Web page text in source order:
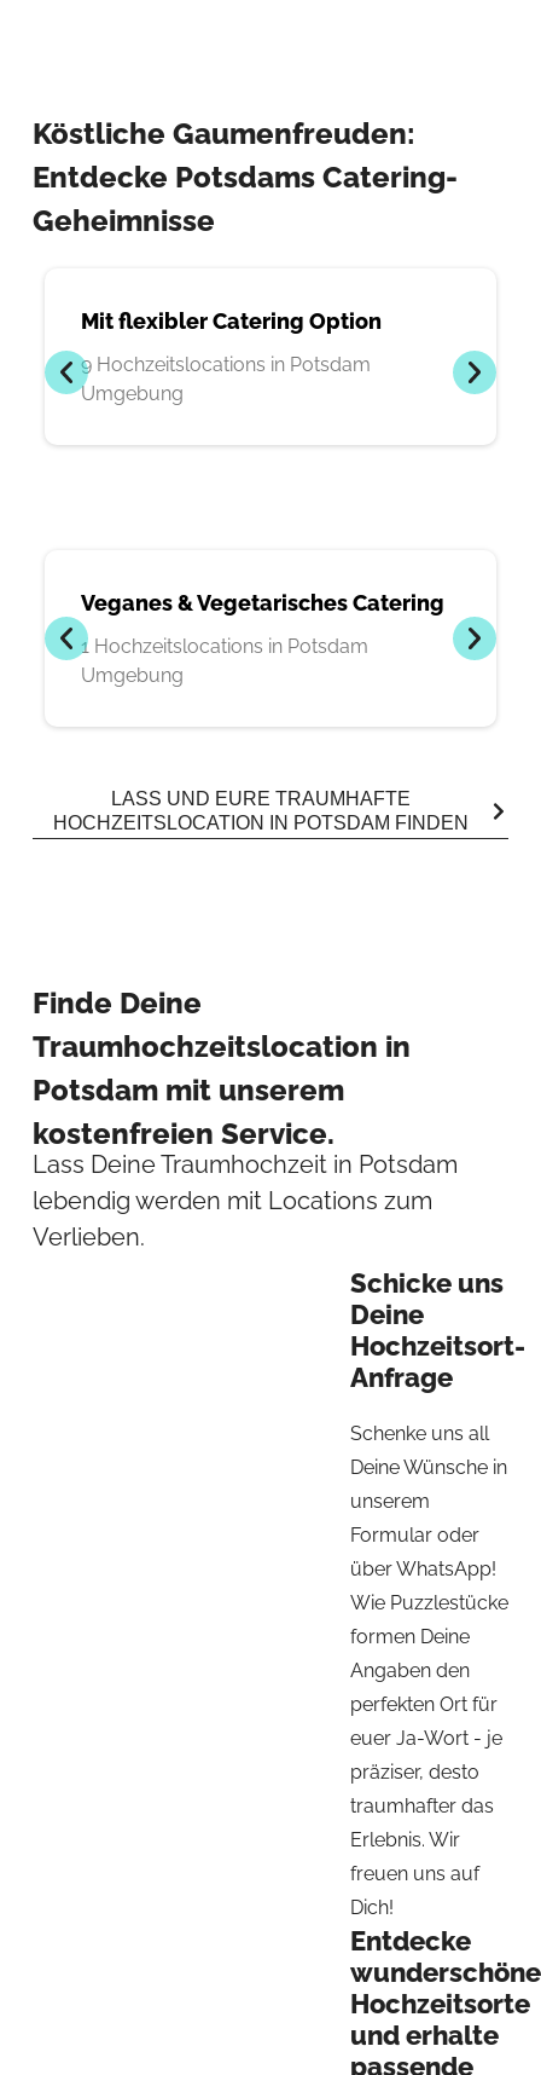
Köstliche Gaumenfreuden:
Entdecke Potsdams Catering-
Geheimnisse
Mit flexibler Catering Option
9 Hochzeitslocations in Potsdam
Umgebung
Veganes & Vegetarisches Catering
1 Hochzeitslocations in Potsdam
Umgebung
LASS UND EURE TRAUMHAFTE
HOCHZEITSLOCATION IN POTSDAM FINDEN
Finde Deine
Traumhochzeitslocation in
Potsdam mit unserem
kostenfreien Service.
Lass Deine Traumhochzeit in Potsdam
lebendig werden mit Locations zum
Verlieben.
Schicke uns
Deine
Hochzeitsort-
Anfrage
Schenke uns all
Deine Wünsche in
unserem
Formular oder
über WhatsApp!
Wie Puzzlestücke
formen Deine
Angaben den
perfekten Ort für
euer Ja-Wort - je
präziser, desto
traumhafter das
Erlebnis. Wir
freuen uns auf
Dich!
Entdecke
wunderschöne
Hochzeitsorte
und erhalte
passende